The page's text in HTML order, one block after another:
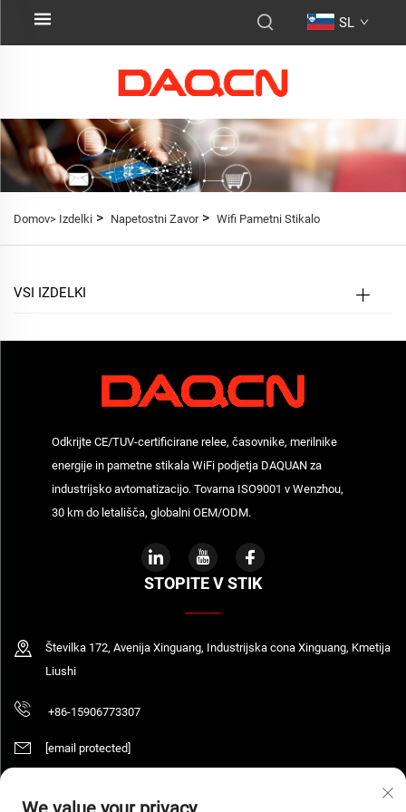
SL
Domov> Izdelki > Napetostni Zavor> Wifi Pametni Stikalo
VSI IZDELKI
Odkrijte CE/TUV-certificirane relee, časovnike, merilnike
energije in pametne stikala WiFi podjetja DAQUAN za
industrijsko avtomatizacijo. Tovarna ISO9001 v Wenzhou,
30 km do letališča, globalni OEM/ODM.
STOPITE V STIK
Številka 172, Avenija Xinguang, Industrijska cona Xinguang, Kmetija
Liushi
+86-15906773307
[email protected]